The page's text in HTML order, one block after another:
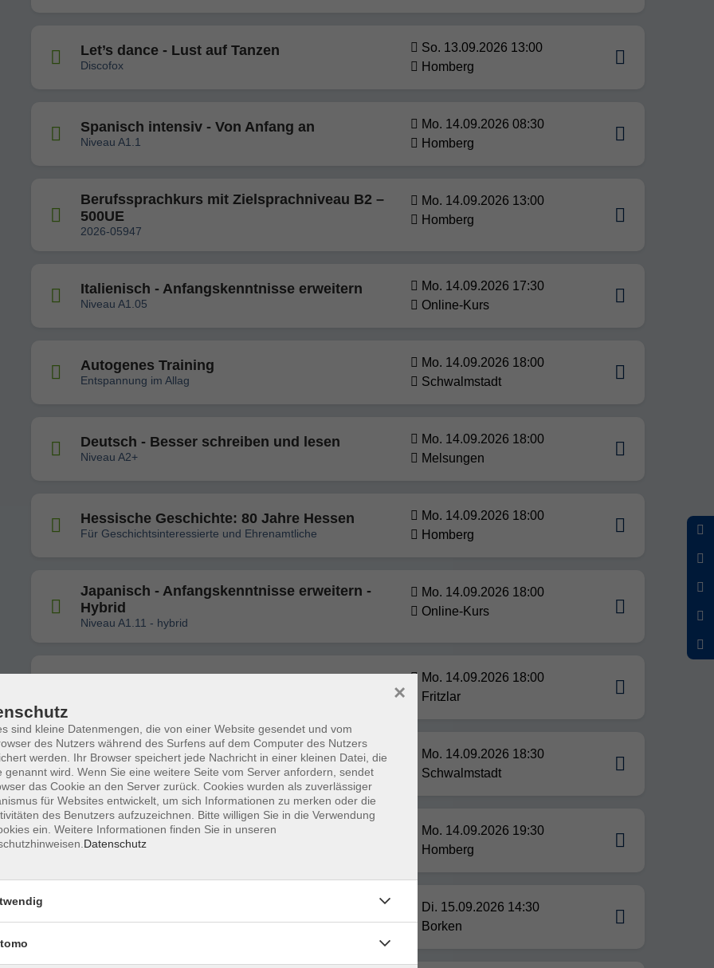
Let’s dance - Lust auf Tanzen
Discofox
So. 13.09.2026 13:00
Homberg
Spanisch intensiv - Von Anfang an
Niveau A1.1
Mo. 14.09.2026 08:30
Homberg
Berufssprachkurs mit Zielsprachniveau B2 –
500UE
2026-05947
Mo. 14.09.2026 13:00
Homberg
Italienisch - Anfangskenntnisse erweitern
Niveau A1.05
Mo. 14.09.2026 17:30
Online-Kurs
Autogenes Training
Entspannung im Allag
Mo. 14.09.2026 18:00
Schwalmstadt
Deutsch - Besser schreiben und lesen
Niveau A2+
Mo. 14.09.2026 18:00
Melsungen
Hessische Geschichte: 80 Jahre Hessen
Für Geschichtsinteressierte und Ehrenamtliche
Mo. 14.09.2026 18:00
Homberg
Japanisch - Anfangskenntnisse erweitern -
Hybrid
Niveau A1.11 - hybrid
Mo. 14.09.2026 18:00
Online-Kurs
Mo. 14.09.2026 18:00
Fritzlar
Gebärdensprache (DGS) - Fortsetzung
Niveau A1.02
Mo. 14.09.2026 18:30
Schwalmstadt
Deutschland und die Weltkriege
Für Geschichtsinteressierte und Ehrenamtliche
Mo. 14.09.2026 19:30
Homberg
Bewegung, Gedächtnis- und Kompetenztraining
Di. 15.09.2026 14:30
Borken
sind kleine Datenmengen, die von einer Website gesendet und vom
des Nutzers während des Surfens auf dem Computer des Nutzers
werden. Ihr Browser speichert jede Nachricht in einer kleinen Datei, die
genannt wird. Wenn Sie eine weitere Seite vom Server anfordern, sendet
das Cookie an den Server zurück. Cookies wurden als zuverlässiger
für Websites entwickelt, um sich Informationen zu merken oder die
des Benutzers aufzuzeichnen. Bitte willigen Sie in die Verwendung
ein. Weitere Informationen finden Sie in unseren
Datenschutz
×